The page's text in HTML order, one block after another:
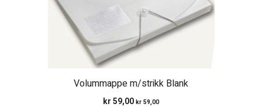
Volummappe m/strikk Blank
kr 59,00 kr 59,00